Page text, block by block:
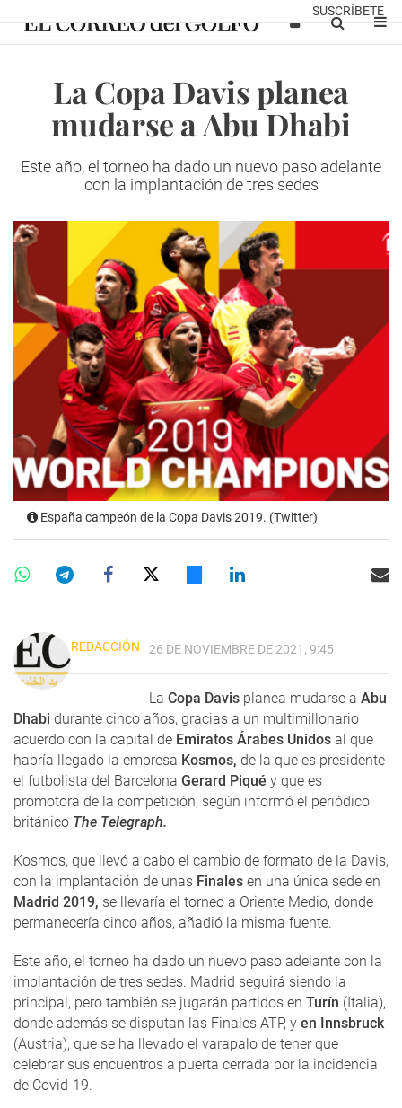
SUSCRÍBETE
La Copa Davis planea
mudarse a Abu Dhabi
Este año, el torneo ha dado un nuevo paso adelante
con la implantación de tres sedes
España campeón de la Copa Davis 2019. (Twitter)
REDACCIÓN 26 DE NOVIEMBRE DE 2021, 9:45
La Copa Davis planea mudarse a Abu
Dhabi durante cinco años, gracias a un multimillonario
acuerdo con la capital de Emiratos Árabes Unidos al que
habría llegado la empresa Kosmos, de la que es presidente
el futbolista del Barcelona Gerard Piqué y que es
promotora de la competición, según informó el periódico
británico The Telegraph.
Kosmos, que llevó a cabo el cambio de formato de la Davis,
con la implantación de unas Finales en una única sede en
Madrid 2019, se llevaría el torneo a Oriente Medio, donde
permanecería cinco años, añadió la misma fuente.
Este año, el torneo ha dado un nuevo paso adelante con la
implantación de tres sedes. Madrid seguirá siendo la
principal, pero también se jugarán partidos en Turín (Italia),
donde además se disputan las Finales ATP, y en Innsbruck
(Austria), que se ha llevado el varapalo de tener que
celebrar sus encuentros a puerta cerrada por la incidencia
de Covid-19.